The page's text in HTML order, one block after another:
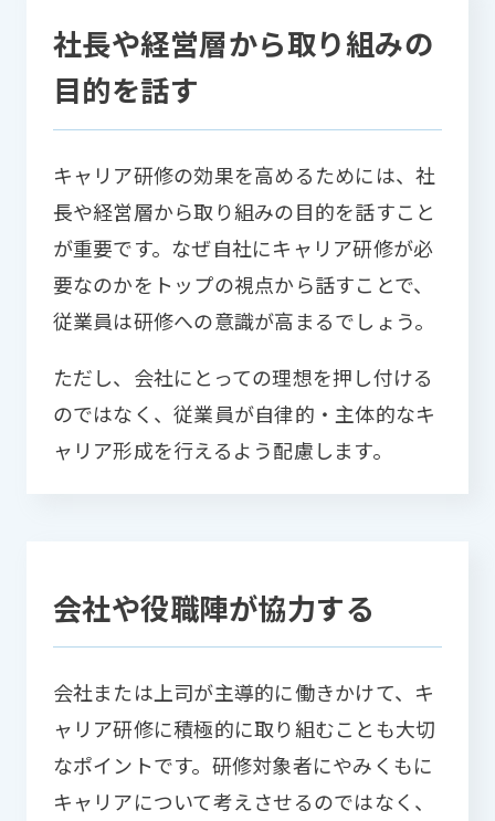
社長や経営層から取り組みの
目的を話す
キャリア研修の効果を高めるためには、社
長や経営層から取り組みの目的を話すこと
が重要です。なぜ自社にキャリア研修が必
要なのかをトップの視点から話すことで、
従業員は研修への意識が高まるでしょう。
ただし、会社にとっての理想を押し付ける
のではなく、従業員が自律的・主体的なキ
ャリア形成を行えるよう配慮します。
会社や役職陣が協力する
会社または上司が主導的に働きかけて、キ
ャリア研修に積極的に取り組むことも大切
なポイントです。研修対象者にやみくもに
キャリアについて考えさせるのではなく、